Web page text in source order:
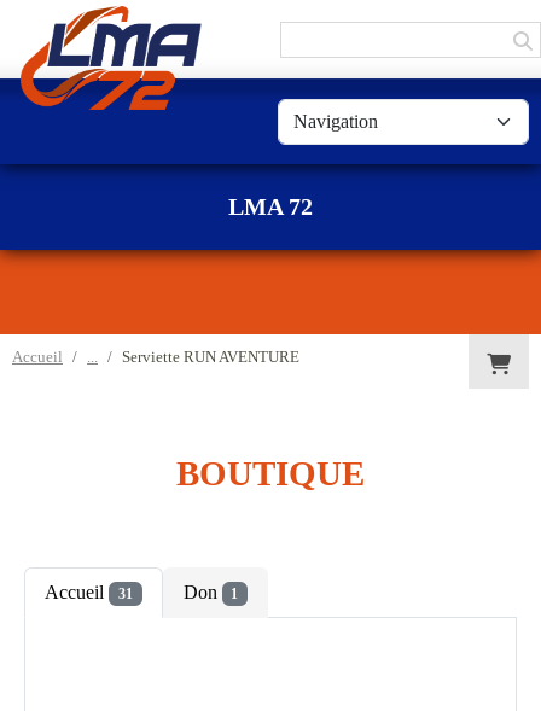
LMA 72
Accueil Serviette RUN AVENTURE
BOUTIQUE
Accueil 31 Don 1
Panneau de gestion des cookies